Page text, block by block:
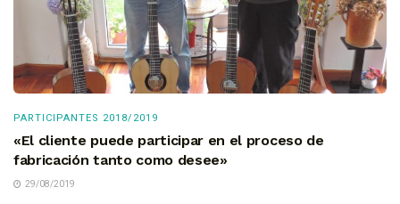
PARTICIPANTES 2018/2019
«El cliente puede participar en el proceso de
fabricación tanto como desee»
29/08/2019